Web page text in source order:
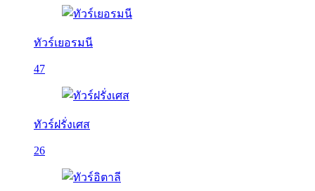
ทัวร์เยอรมนี
47
ทัวร์ฝรั่งเศส
26